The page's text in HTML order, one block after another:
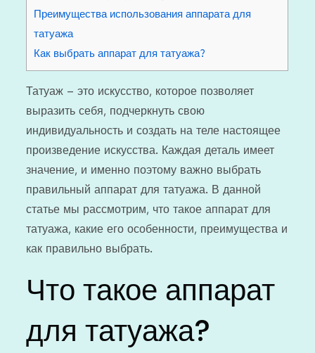
Преимущества использования аппарата для
татуажа
Как выбрать аппарат для татуажа?
Татуаж – это искусство, которое позволяет
выразить себя, подчеркнуть свою
индивидуальность и создать на теле настоящее
произведение искусства. Каждая деталь имеет
значение, и именно поэтому важно выбрать
правильный аппарат для татуажа. В данной
статье мы рассмотрим, что такое аппарат для
татуажа, какие его особенности, преимущества и
как правильно выбрать.
Что такое аппарат
для татуажа?